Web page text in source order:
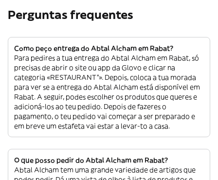
Perguntas frequentes
Como peço entrega do Abtal Alcham em Rabat?
Para pedires a tua entrega do Abtal Alcham em Rabat, só
precisas de abrir o site ou app da Glovo e clicar na
categoria «RESTAURANT”». Depois, coloca a tua morada
para ver se a entrega do Abtal Alcham está disponível em
Rabat. A seguir, podes escolher os produtos que queres e
adicioná-los ao teu pedido. Depois de fazeres o
pagamento, o teu pedido vai começar a ser preparado e
em breve um estafeta vai estar a levar-to a casa.
O que posso pedir do Abtal Alcham em Rabat?
Abtal Alcham tem uma grande variedade de artigos que